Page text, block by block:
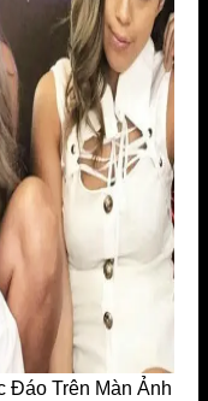
Đáo Trên Màn Ảnh